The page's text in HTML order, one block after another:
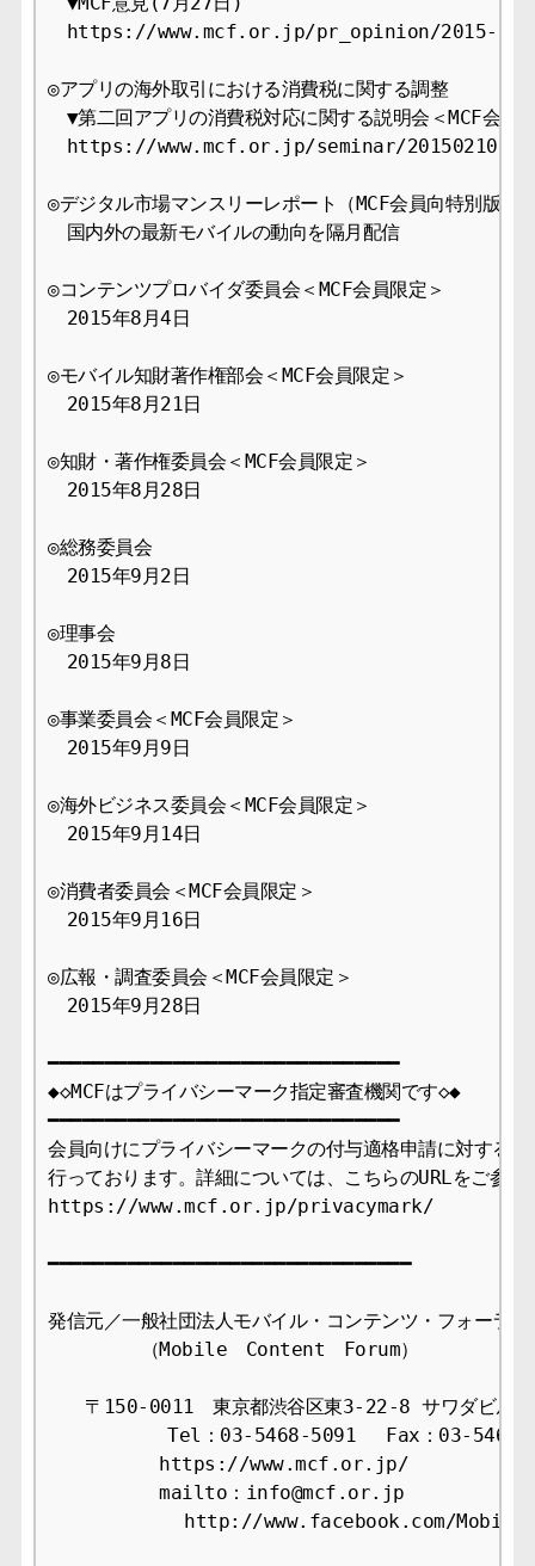
https://www.mcf.or.jp/pr_opinion/2015-9
◎アプリの海外取引における消費税に関する調整
▼第二回アプリの消費税対応に関する説明会＜MCF会員
https://www.mcf.or.jp/seminar/20150210-
◎デジタル市場マンスリーレポート（MCF会員向特別版）
国内外の最新モバイルの動向を隔月配信
◎コンテンツプロバイダ委員会＜MCF会員限定＞
2015年8月4日
◎モバイル知財著作権部会＜MCF会員限定＞
2015年8月21日
◎知財・著作権委員会＜MCF会員限定＞
2015年8月28日
◎総務委員会
2015年9月2日
◎理事会
2015年9月8日
◎事業委員会＜MCF会員限定＞
2015年9月9日
◎海外ビジネス委員会＜MCF会員限定＞
2015年9月14日
◎消費者委員会＜MCF会員限定＞
2015年9月16日
◎広報・調査委員会＜MCF会員限定＞
2015年9月28日
━━━━━━━━━━━━━━━━━━━━━━━━━━━━━━━
◆◇MCFはプライバシーマーク指定審査機関です◇◆
━━━━━━━━━━━━━━━━━━━━━━━━━━━━━━━
会員向けにプライバシーマークの付与適格申請に対する審
行っております。詳細については、こちらのURLをご参照
https://www.mcf.or.jp/privacymark/
━━━━━━━━━━━━━━━━━━━━━━━━━━━━━━━━
発信元／一般社団法人モバイル・コンテンツ・フォーラム
（Mobile　Content　Forum）
〒150-0011　東京都渋谷区東3-22-8 サワダビル
Tel：03-5468-5091　 Fax：03-5468-
https://www.mcf.or.jp/
mailto：info@mcf.or.jp
http://